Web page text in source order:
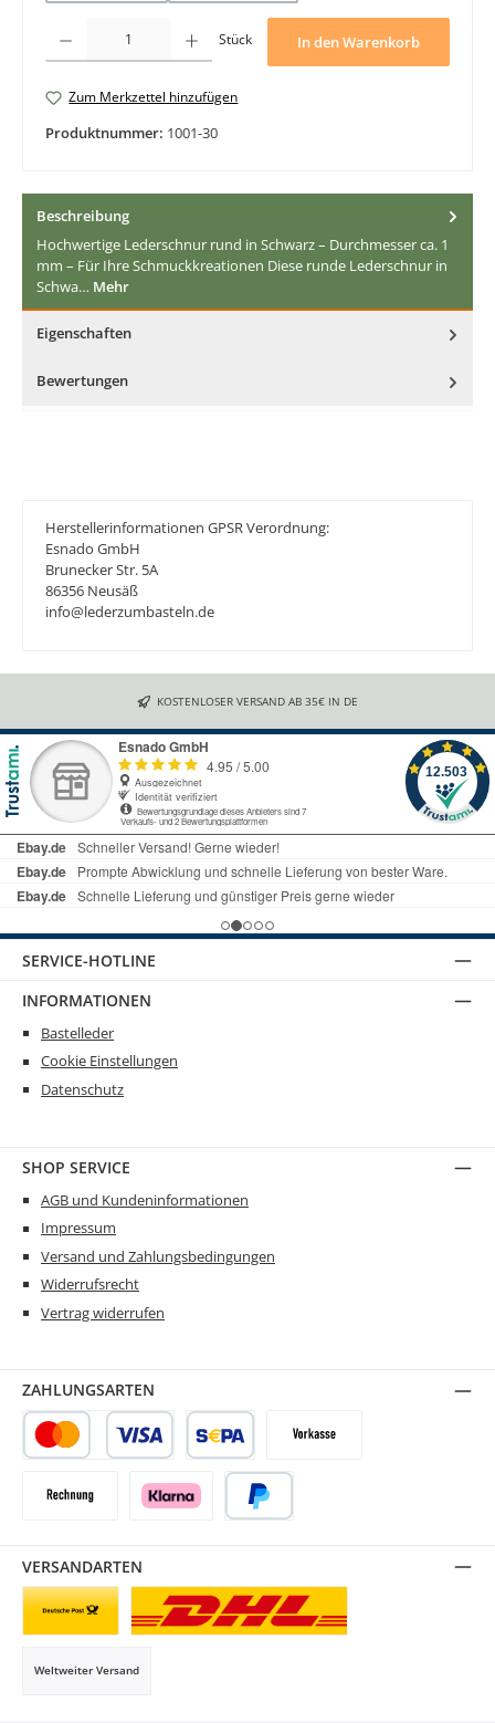
Stück In den Warenkorb
Zum Merkzettel hinzufügen
Produktnummer: 1001-30
Beschreibung
Hochwertige Lederschnur rund in Schwarz – Durchmesser ca. 1
mm – Für Ihre Schmuckkreationen Diese runde Lederschnur in
Schwa… Mehr
Eigenschaften
Bewertungen
Herstellerinformationen GPSR Verordnung:
Esnado GmbH
Brunecker Str. 5A
86356 Neusäß
info@lederzumbasteln.de
KOSTENLOSER VERSAND AB 35€ IN DE
SERVICE-HOTLINE
INFORMATIONEN
Bastelleder
Cookie Einstellungen
Datenschutz
SHOP SERVICE
AGB und Kundeninformationen
Impressum
Versand und Zahlungsbedingungen
Widerrufsrecht
Vertrag widerrufen
VERSANDARTEN
Weltweiter Versand
ZAHLUNGSARTEN
SEPA LastschriftVorkasse